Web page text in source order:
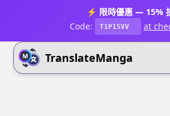
⚡ 限時優惠 — 15%
Code:
T1P15VV at
TranslateManga